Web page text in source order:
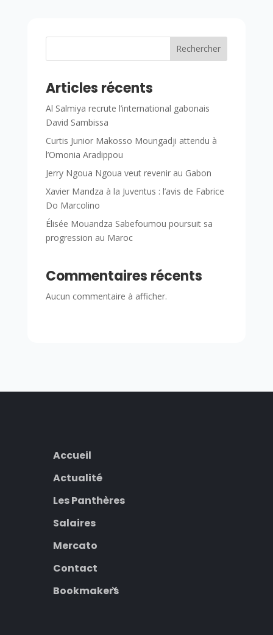
Rechercher
Articles récents
Al Salmiya recrute l’international gabonais
David Sambissa
Curtis Junior Makosso Moungadji attendu à
l’Omonia Aradippou
Jerry Ngoua Ngoua veut revenir au Gabon
Xavier Mandza à la Juventus : l’avis de Fabrice
Do Marcolino
Élisée Mouandza Sabefoumou poursuit sa
progression au Maroc
Commentaires récents
Aucun commentaire à afficher.
Accueil
Actualité
Les Panthères
Salaires
Mercato
Contact
Bookmakers